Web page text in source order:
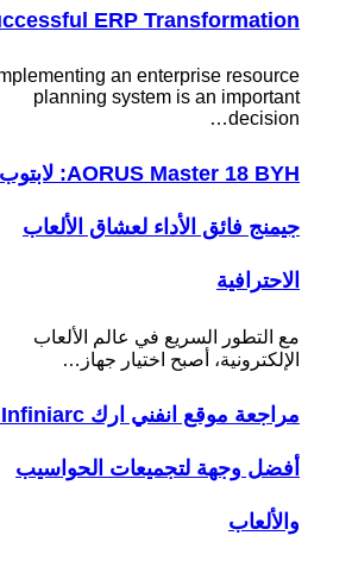
ERP Transformation
an enterprise resource
planning system is an important
decision…
AORUS Master 18 BYH: لابتوب
جيمنج فائق الأداء لعشاق الألعاب
الاحترافية
مع التطور السريع في عالم الألعاب
الإلكترونية، أصبح اختيار جهاز…
أفضل وجهة لتجميعات الحواسيب
والألعاب